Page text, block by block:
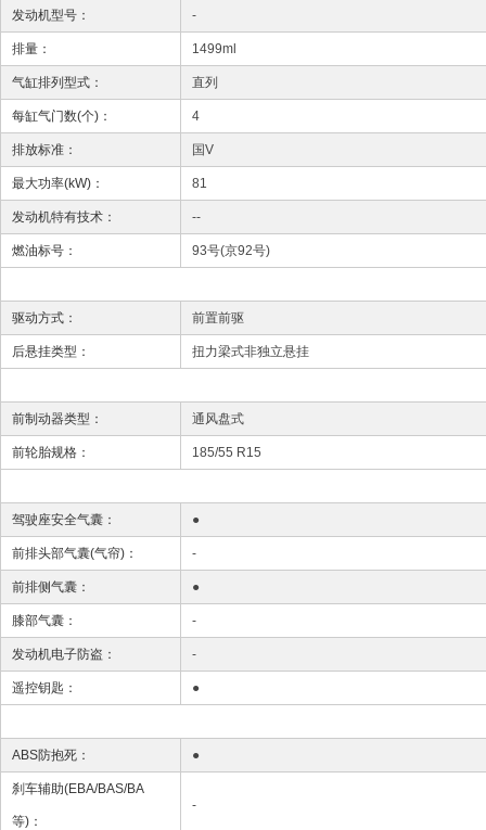
发动机型号： -
排量： 1499ml
气缸排列型式： 直列
每缸气门数(个)： 4
排放标准： 国V
最大功率(kW)： 81
发动机特有技术： --
燃油标号： 93号(京92号)
驱动方式： 前置前驱
后悬挂类型： 扭力梁式非独立悬挂
前制动器类型： 通风盘式
前轮胎规格： 185/55 R15
驾驶座安全气囊： ●
前排头部气囊(气帘)： -
前排侧气囊： ●
膝部气囊： -
发动机电子防盗： -
遥控钥匙： ●
ABS防抱死： ●
刹车辅助(EBA/BAS/BA
等)：
-